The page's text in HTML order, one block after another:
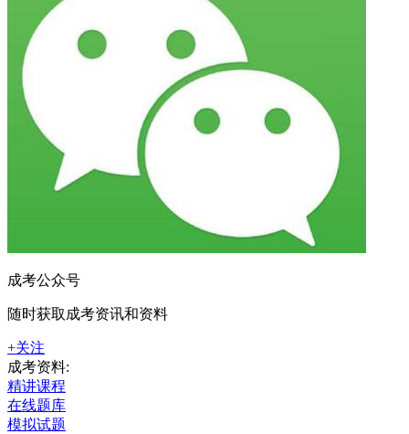
成考公众号
随时获取成考资讯和资料
+关注
成考资料:
精讲课程
在线题库
模拟试题